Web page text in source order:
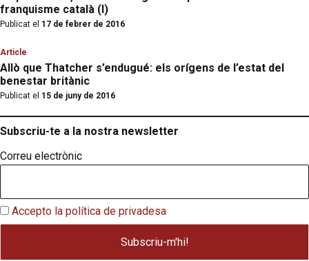
franquisme català (I)
Publicat el 17 de febrer de 2016
Article
Allò que Thatcher s’endugué: els orígens de l’estat del
benestar britànic
Publicat el 15 de juny de 2016
Subscriu-te a la nostra newsletter
Correu electrònic
Accepto la política de privadesa